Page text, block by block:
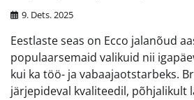
9. Dets. 2025
Eestlaste seas on Ecco jalanõud
populaarsemaid valikuid nii
kui ka töö- ja vabaajaotstarbeks.
järjepideval kvaliteedil, põhjalikult